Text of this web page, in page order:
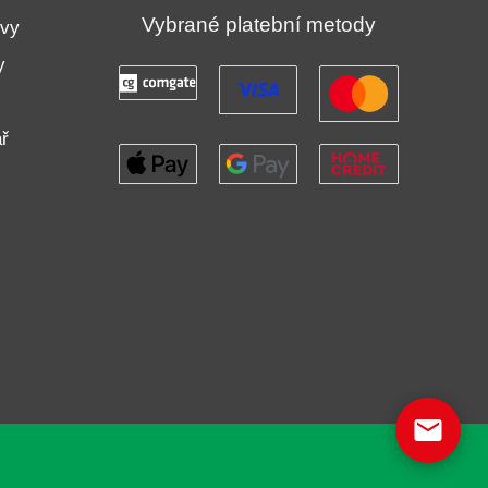
Vybrané platební metody